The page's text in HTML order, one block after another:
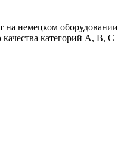
на немецком оборудовании
категорий А, В, С